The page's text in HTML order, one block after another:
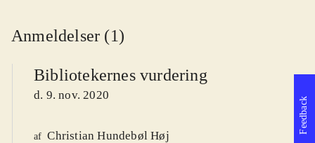
Anmeldelser (1)
Bibliotekernes vurdering
d. 9. nov. 2020
af Christian Hundebøl Høj
Feedback